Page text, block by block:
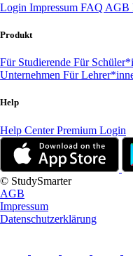
Login Impressum FAQ AGB
Produkt
Für Studierende Für
Unternehmen Für
Help
Help CenterPremium Login
© StudySmarter
AGB
Impressum
Datenschutzerklärung